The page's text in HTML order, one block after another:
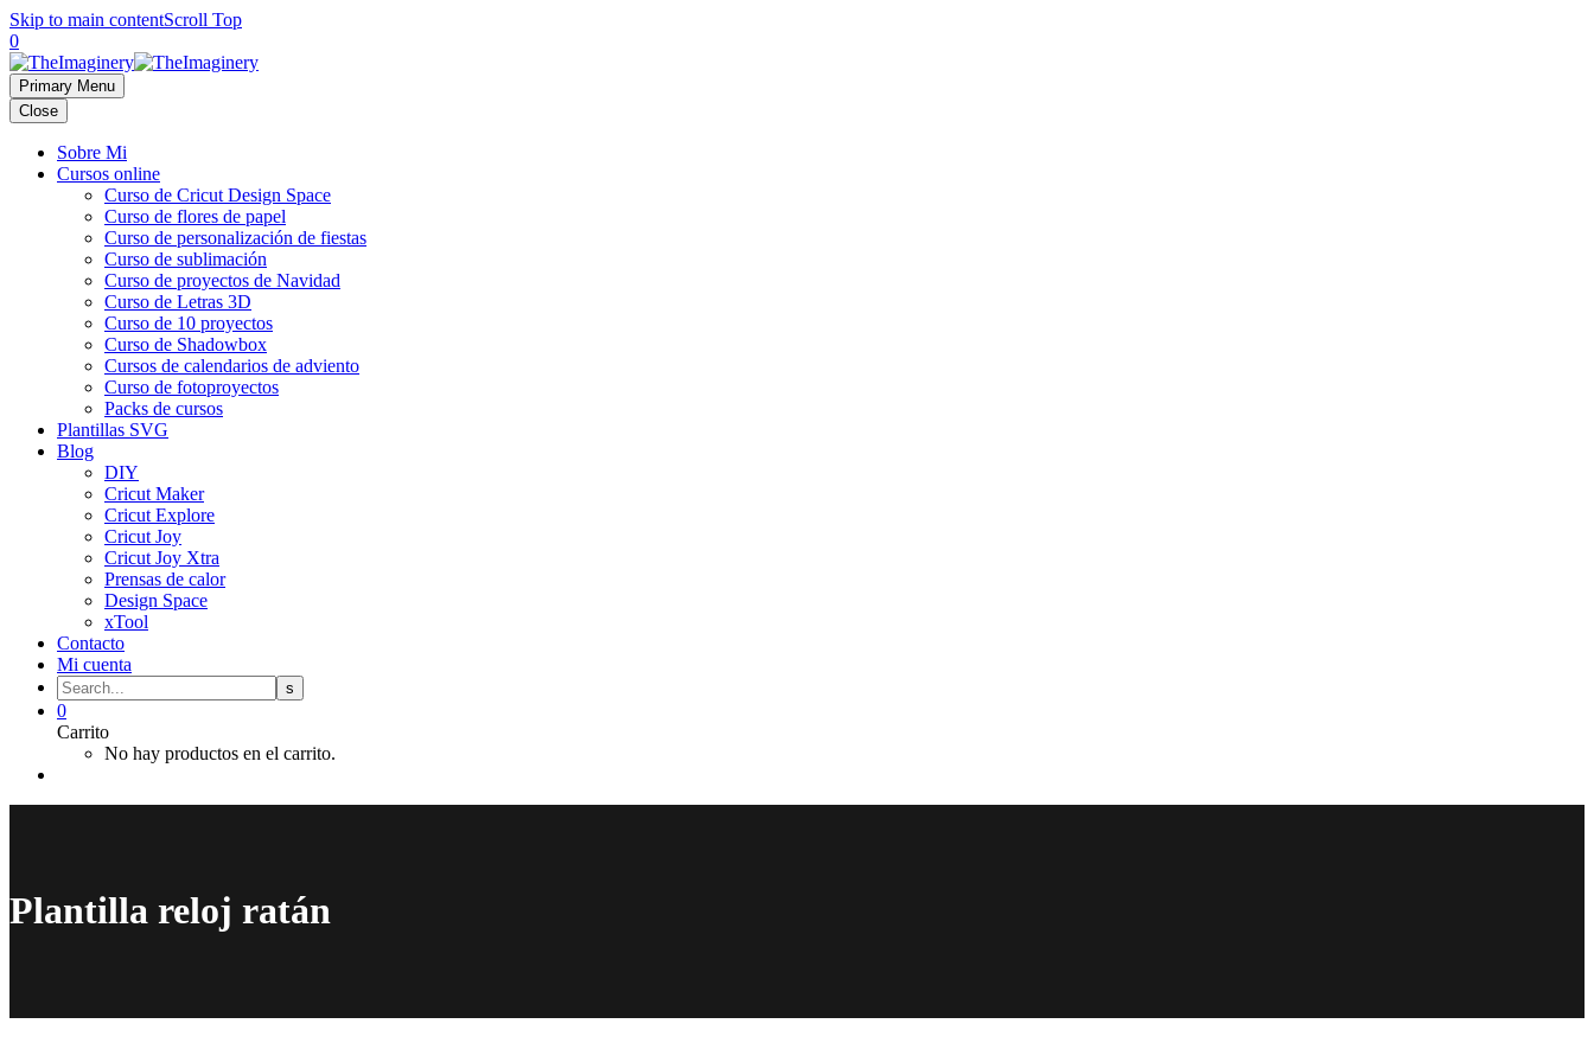
Skip to main contentScroll Top
0
Primary Menu
Close
Sobre Mi
Cursos online
Curso de Cricut Design Space
Curso de flores de papel
Curso de personalización de fiestas
Curso de sublimación
Curso de proyectos de Navidad
Curso de Letras 3D
Curso de 10 proyectos
Curso de Shadowbox
Cursos de calendarios de adviento
Curso de fotoproyectos
Packs de cursos
Plantillas SVG
Blog
DIY
Cricut Maker
Cricut Explore
Cricut Joy
Cricut Joy Xtra
Prensas de calor
Design Space
xTool
Contacto
Mi cuenta
0
Carrito
No hay productos en el carrito.
Plantilla reloj ratán